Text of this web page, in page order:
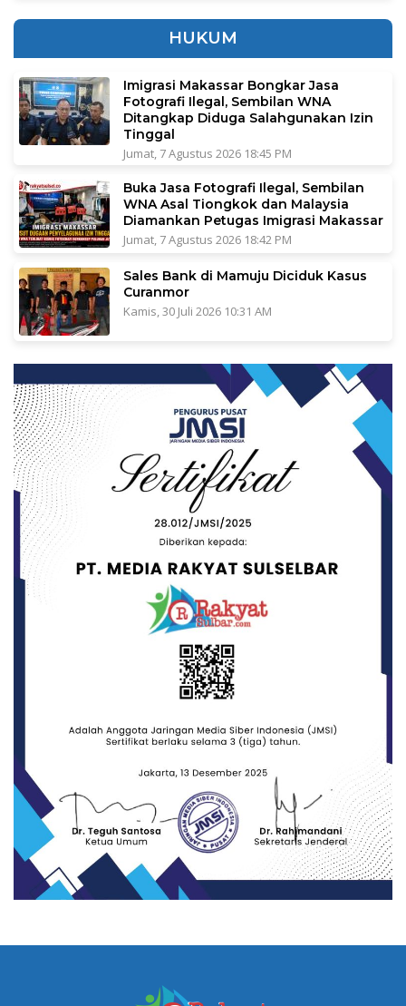
HUKUM
Imigrasi Makassar Bongkar Jasa
Fotografi Ilegal, Sembilan WNA
Ditangkap Diduga Salahgunakan Izin
Tinggal
Jumat, 7 Agustus 2026 18:45 PM
Buka Jasa Fotografi Ilegal, Sembilan
WNA Asal Tiongkok dan Malaysia
Diamankan Petugas Imigrasi Makassar
Jumat, 7 Agustus 2026 18:42 PM
Sales Bank di Mamuju Diciduk Kasus
Curanmor
Kamis, 30 Juli 2026 10:31 AM